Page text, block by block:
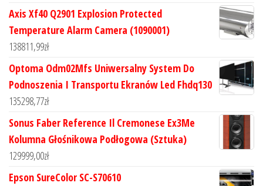
Axis Xf40 Q2901 Explosion Protected
Temperature Alarm Camera (1090001)
138811,99zł
Optoma Odm02Mfs Uniwersalny System Do
Podnoszenia I Transportu Ekranów Led Fhdq130
135298,77zł
Sonus Faber Reference Il Cremonese Ex3Me
Kolumna Głośnikowa Podłogowa (Sztuka)
129999,00zł
Epson SureColor SC-S70610